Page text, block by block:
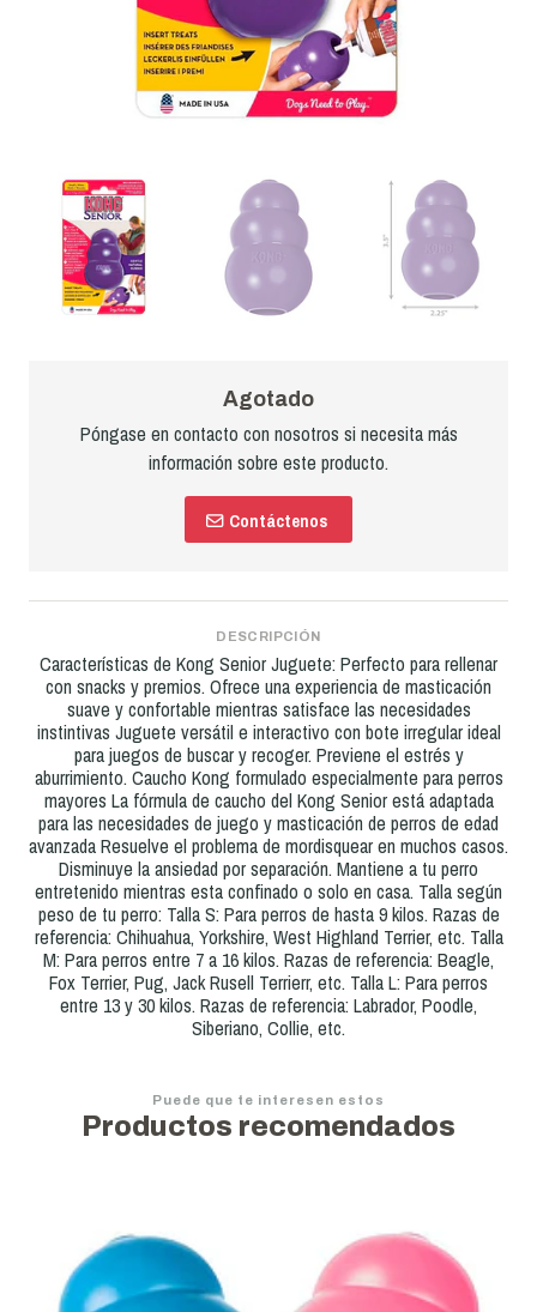
Agotado
Póngase en contacto con nosotros si necesita más
información sobre este producto.
Contáctenos
DESCRIPCIÓN
Características de Kong Senior Juguete: Perfecto para rellenar
con snacks y premios. Ofrece una experiencia de masticación
suave y confortable mientras satisface las necesidades
instintivas Juguete versátil e interactivo con bote irregular ideal
para juegos de buscar y recoger. Previene el estrés y
aburrimiento. Caucho Kong formulado especialmente para perros
mayores La fórmula de caucho del Kong Senior está adaptada
para las necesidades de juego y masticación de perros de edad
avanzada Resuelve el problema de mordisquear en muchos casos.
Disminuye la ansiedad por separación. Mantiene a tu perro
entretenido mientras esta confinado o solo en casa. Talla según
peso de tu perro: Talla S: Para perros de hasta 9 kilos. Razas de
referencia: Chihuahua, Yorkshire, West Highland Terrier, etc. Talla
M: Para perros entre 7 a 16 kilos. Razas de referencia: Beagle,
Fox Terrier, Pug, Jack Rusell Terrierr, etc. Talla L: Para perros
entre 13 y 30 kilos. Razas de referencia: Labrador, Poodle,
Siberiano, Collie, etc.
Puede que te interesen estos
Productos recomendados